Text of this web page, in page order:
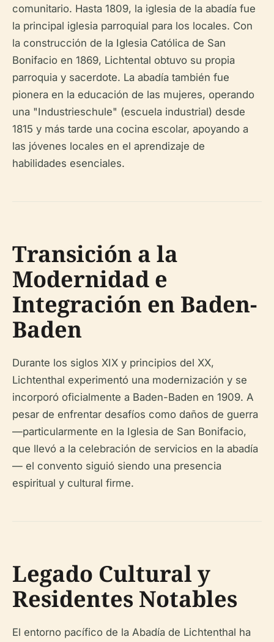
comunitario. Hasta 1809, la iglesia de la abadía fue
la principal iglesia parroquial para los locales. Con
la construcción de la Iglesia Católica de San
Bonifacio en 1869, Lichtental obtuvo su propia
parroquia y sacerdote. La abadía también fue
pionera en la educación de las mujeres, operando
una "Industrieschule" (escuela industrial) desde
1815 y más tarde una cocina escolar, apoyando a
las jóvenes locales en el aprendizaje de
habilidades esenciales.
Transición a la
Modernidad e
Integración en Baden-
Baden
Durante los siglos XIX y principios del XX,
Lichtenthal experimentó una modernización y se
incorporó oficialmente a Baden-Baden en 1909. A
pesar de enfrentar desafíos como daños de guerra
—particularmente en la Iglesia de San Bonifacio,
que llevó a la celebración de servicios en la abadía
— el convento siguió siendo una presencia
espiritual y cultural firme.
Legado Cultural y
Residentes Notables
El entorno pacífico de la Abadía de Lichtenthal ha